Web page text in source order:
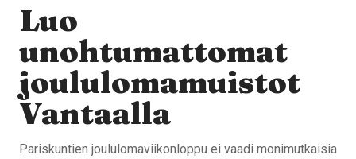
Luo
unohtumattomat
joululomamuistot
Vantaalla
Pariskuntien joululomaviikonloppu ei vaadi monimutkaisia